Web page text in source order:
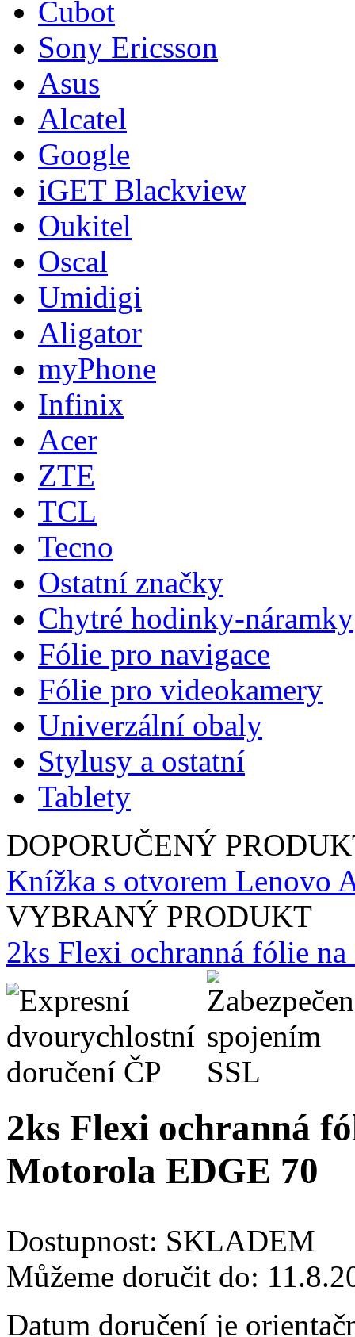
Cubot
Sony Ericsson
Asus
Alcatel
Google
iGET Blackview
Oukitel
Oscal
Umidigi
Aligator
myPhone
Infinix
Acer
ZTE
TCL
Tecno
Ostatní značky
Chytré hodinky-náramky
Fólie pro navigace
Fólie pro videokamery
Univerzální obaly
Stylusy a ostatní
Tablety
DOPORUČENÝ
Knížka s otvorem Lenovo
VYBRANÝ PRODUKT
2ks Flexi ochranná fólie
2ks Flexi ochranná
Motorola EDGE 70
Dostupnost: SKLADEM
Můžeme doručit do:
Datum doručení je